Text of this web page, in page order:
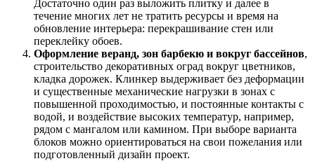
Достаточно один раз выложить плитку и далее в
течение многих лет не тратить ресурсы и время на
обновление интерьера: перекрашивание стен или
переклейку обоев.
Оформление веранд, зон барбекю и вокруг бассейнов,
строительство декоративных оград вокруг цветников,
кладка дорожек. Клинкер выдерживает без деформации
и существенные механические нагрузки в зонах с
повышенной проходимостью, и постоянные контакты с
водой, и воздействие высоких температур, например,
рядом с мангалом или камином. При выборе варианта
блоков можно ориентироваться на свои пожелания или
подготовленный дизайн проект.